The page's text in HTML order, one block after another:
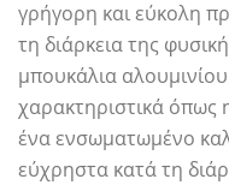
γρήγορη και εύκολη
τη διάρκεια της
μπουκάλια
χαρακτηριστικά όπως
ένα ενσωματωμένο
εύχρηστα κατά τη